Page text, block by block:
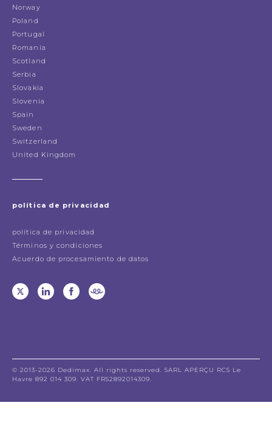
Norway
Poland
Portugal
Romania
Scotland
Serbia
Slovakia
Slovenia
Spain
Sweden
Switzerland
United Kingdom
política de privacidad
política de privacidad
Términos y condiciones
Acuerdo de procesamiento de datos
© 2013-2026 Dedimax. All rights reserved. SARL APERÇU RCS Le
Havre 892 014 309. VAT FR52892014309.